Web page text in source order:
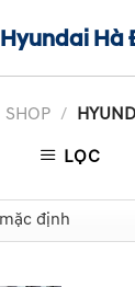
Hyundai Hà
SHOP /
LỌC